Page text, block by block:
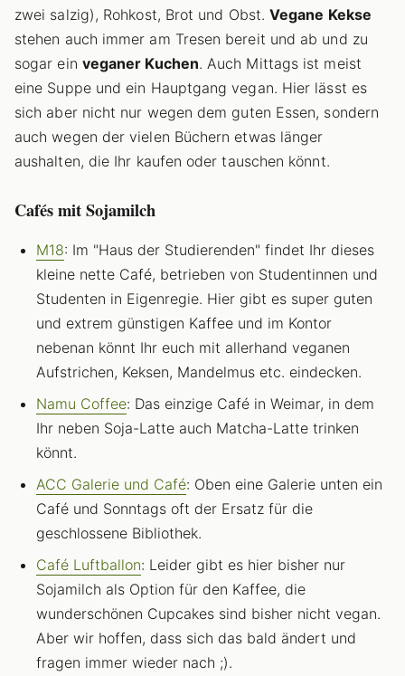
zwei salzig), Rohkost, Brot und Obst.Vegane Kekse
stehen auch immer am Tresen bereit und ab und zu
sogar ein veganer Kuchen. Auch Mittags ist meist
eine Suppe und ein Hauptgang vegan. Hier lässt es
sich aber nicht nur wegen dem guten Essen, sondern
auch wegen der vielen Büchern etwas länger
aushalten, die Ihr kaufen oder tauschen könnt.
Cafés mit Sojamilch
M18: Im "Haus der Studierenden" findet Ihr dieses
kleine nette Café, betrieben von Studentinnen und
Studenten in Eigenregie. Hier gibt es super guten
und extrem günstigen Kaffee und im Kontor
nebenan könnt Ihr euch mit allerhand veganen
Aufstrichen, Keksen, Mandelmus etc. eindecken.
Namu Coffee: Das einzige Café in Weimar, in dem
Ihr neben Soja-Latte auch Matcha-Latte trinken
könnt.
ACC Galerie und Café: Oben eine Galerie unten ein
Café und Sonntags oft der Ersatz für die
geschlossene Bibliothek.
Café Luftballon: Leider gibt es hier bisher nur
Sojamilch als Option für den Kaffee, die
wunderschönen Cupcakes sind bisher nicht vegan.
Aber wir hoffen, dass sich das bald ändert und
fragen immer wieder nach ;).